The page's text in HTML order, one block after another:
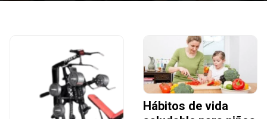
Hábitos de vida